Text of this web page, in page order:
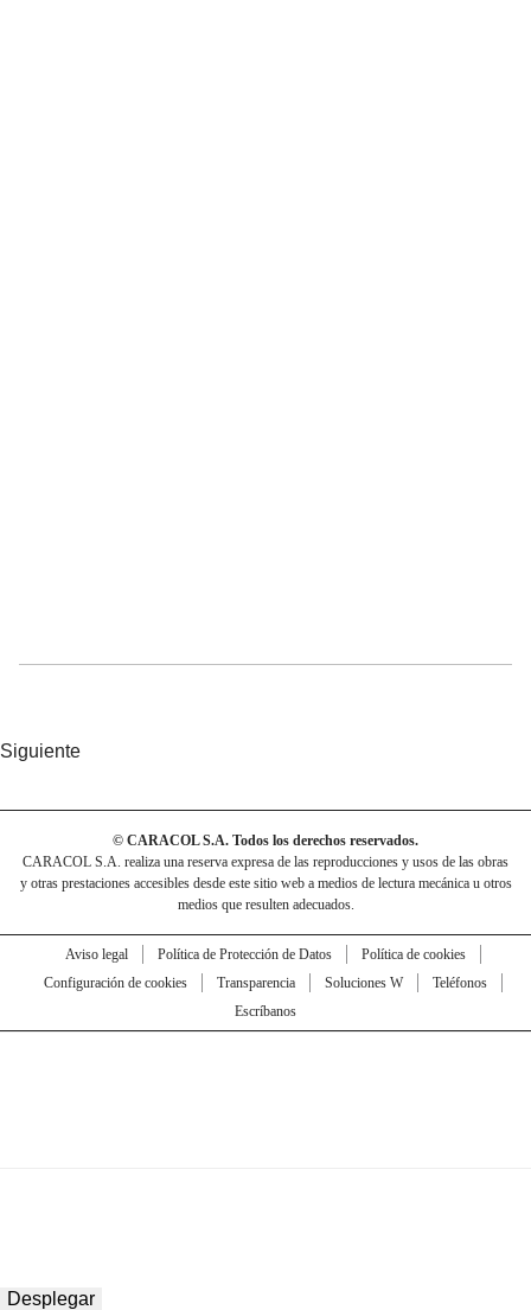
Siguiente
© CARACOL S.A. Todos los derechos reservados.
CARACOL S.A. realiza una reserva expresa de las reproducciones y usos de las obras
y otras prestaciones accesibles desde este sitio web a medios de lectura mecánica u otros
medios que resulten adecuados.
Aviso legal Política de Protección de Datos
Política de cookies
Configuración de cookies
Transparencia Soluciones W
Teléfonos
Escríbanos
Desplegar